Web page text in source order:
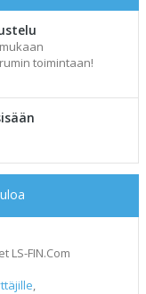
toimintaan!
LS-FIN.Com
,